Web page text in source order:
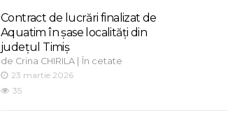
Contract de lucrări finalizat de
Aquatim în șase localități din
județul Timiș
de Crina CHIRILA | În cetate
23 martie 2026
35